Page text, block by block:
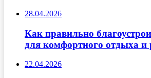
28.04.2026
Как правильно
для комфортного отдыха и
22.04.2026